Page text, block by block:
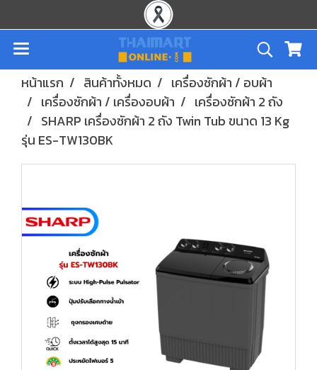
หน้าแรก สินค้าทั้งหมด
เครื่องซักผ้า / อบผ้า
เครื่องซักผ้า / เครื่องอบผ้า
เครื่องซักผ้า 2 ถัง
SHARP เครื่องซักผ้า 2 ถัง Twin Tub ขนาด 13 Kg
รุ่น ES-TW130BK